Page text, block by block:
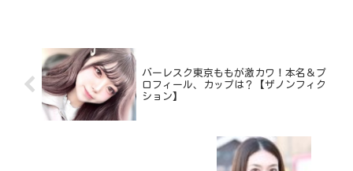
バーレスク東京ももが激カワ！本名＆プ
ロフィール、カップは？【ザノンフィク
ション】